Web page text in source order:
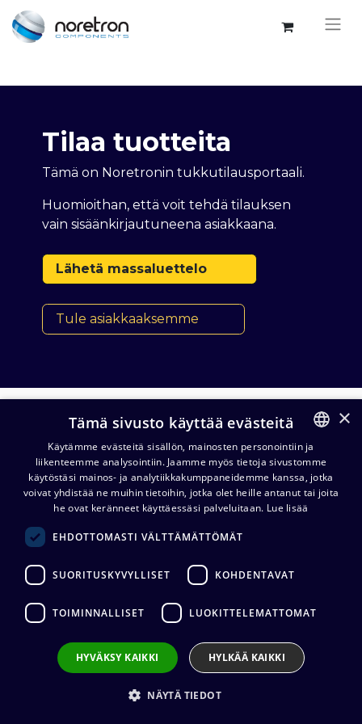
Tilaa tuotteita
Tämä on Noretronin tukkutilausportaali.
Huomioithan, että voit tehdä tilauksen
vain sisäänkirjautuneena asiakkaana.
Lähetä massaluettelo
Tule asiakkaaksemme
Osat ja tarvikkeet
Dante-
interface
Lavarasiat
Osat ja
tarvikkeet
(alv. 0 %)
Lisää koriin
Linjavaimennin 20 dB/600 ohm.
XLR F/M
FINNISH
ENGLISH
×
Tämä sivusto käyttää evästeitä
Käytämme evästeitä sisällön, mainosten personointiin ja
liikenteemme analysointiin. Jaamme myös tietoja sivustomme
käytöstäsi mainos- ja analytiikkakumppaneidemme kanssa, jotka
voivat yhdistää ne muihin tietoihin, jotka olet heille antanut tai joita
he ovat keränneet käyttäessäsi palveluitaan. Lue lisää
EHDOTTOMASTI VÄLTTÄMÄTTÖMÄT
SUORITUSKYVYLLISET KOHDENTAVAT
TOIMINNALLISET LUOKITTELEMATTOMAT
HYVÄKSY KAIKKI HYLKÄÄ KAIKKI
NÄYTÄ TIEDOT